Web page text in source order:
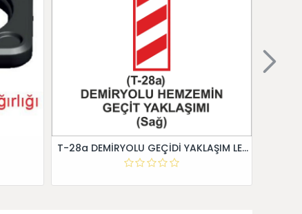
T-28a DEMİRYOLU GEÇİDİ YAKLAŞIM LEVHALARI (Sağ)